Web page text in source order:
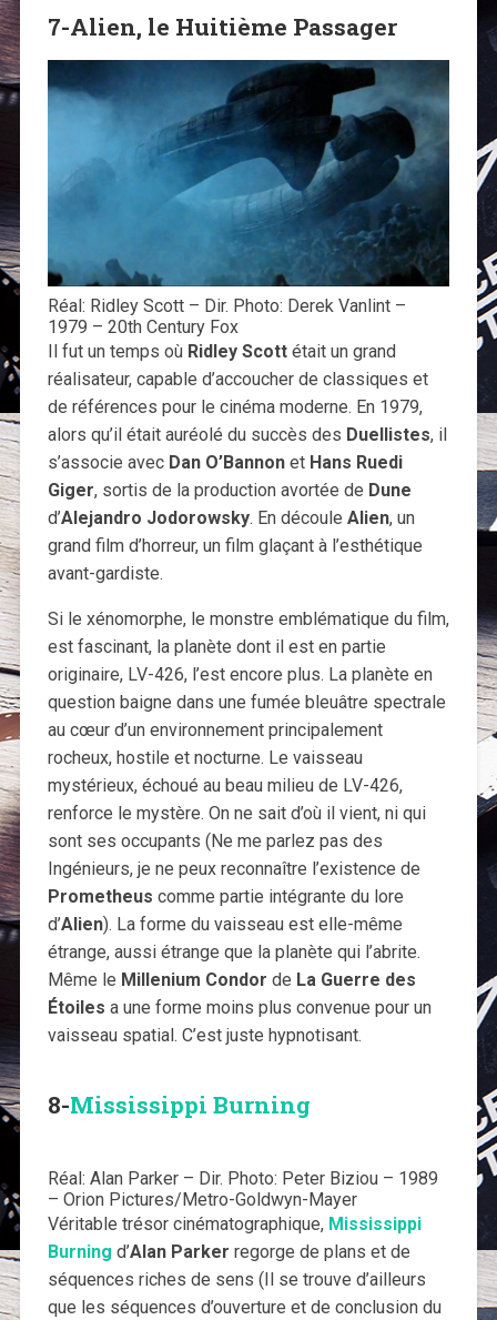
7-Alien, le Huitième Passager
Réal: Ridley Scott – Dir. Photo: Derek Vanlint –
1979 – 20th Century Fox
Il fut un temps où Ridley Scottétait un grand
réalisateur, capable d’accoucher de classiques et
de références pour le cinéma moderne. En 1979,
alors qu’il était auréolé du succès des Duellistes, il
s’associe avec Dan O’Bannonet Hans Ruedi
Giger, sortis de la production avortée de Dune
d’Alejandro Jodorowsky. En découle Alien, un
grand film d’horreur, un film glaçant à l’esthétique
avant-gardiste.
Si le xénomorphe, le monstre emblématique du film,
est fascinant, la planète dont il est en partie
originaire, LV-426, l’est encore plus. La planète en
question baigne dans une fumée bleuâtre spectrale
au cœur d’un environnement principalement
rocheux, hostile et nocturne. Le vaisseau
mystérieux, échoué au beau milieu de LV-426,
renforce le mystère. On ne sait d’où il vient, ni qui
sont ses occupants (Ne me parlez pas des
Ingénieurs, je ne peux reconnaître l’existence de
Prometheus comme partie intégrante du lore
d’Alien). La forme du vaisseau est elle-même
étrange, aussi étrange que la planète qui l’abrite.
Même le Millenium Condor de La Guerre des
Étoiles a une forme moins plus convenue pour un
vaisseau spatial. C’est juste hypnotisant.
8-Mississippi Burning
Réal: Alan Parker – Dir. Photo: Peter Biziou – 1989
– Orion Pictures/Metro-Goldwyn-Mayer
Véritable trésor cinématographique, Mississippi
Burning d’Alan Parker regorge de plans et de
séquences riches de sens (Il se trouve d’ailleurs
que les séquences d’ouverture et de conclusion du